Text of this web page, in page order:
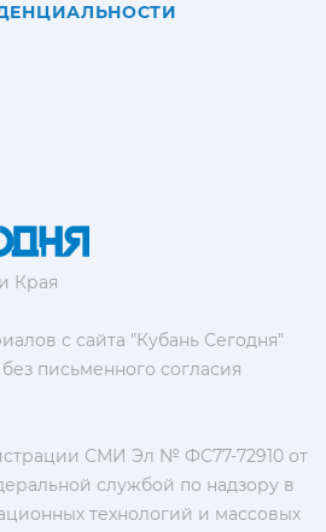
Края
с сайта "Кубань Сегодня"
письменного согласия
СМИ Эл № ФС77-72910 от
службой по надзору в
технологий и массовых